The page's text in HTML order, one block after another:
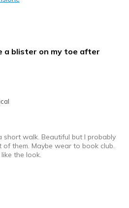
true to width
a blister on my toe after
short walk. Beautiful but I probably
them. Maybe wear to book club.
the look.